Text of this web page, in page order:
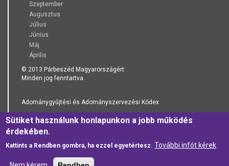
Szeptember
Augusztus
Július
Június
Máj
Április
© 2013 Párbeszéd Magyarországért
Minden jog fenntartva.
Adománygyűjtési és Adományszervezési Kódex
Sütiket használunk honlapunkon a jobb működés
érdekében.
Kattints a Rendben gombra, ha ezzel egyetértesz. További infót kérek